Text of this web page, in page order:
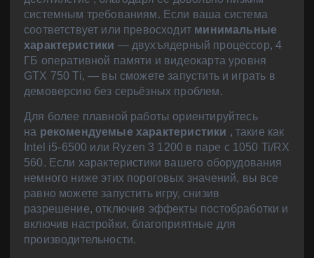
системным требованиям. Если ваша система
соответствует или превосходит минимальные
характеристики — двухъядерный процессор, 4
ГБ оперативной памяти и видеокарта уровня
GTX 750 Ti, — вы сможете запустить и играть в
демоверсию без серьёзных проблем.
Для более плавной работы ориентируйтесь
на рекомендуемые характеристики , такие как
Intel i5-6500 или Ryzen 3 1200 в паре с 1050 Ti/RX
560. Если характеристики вашего оборудования
немного ниже этих пороговых значений, вы все
равно можете запустить игру, снизив
разрешение, отключив эффекты постобработки и
включив настройки, благоприятные для
производительности.